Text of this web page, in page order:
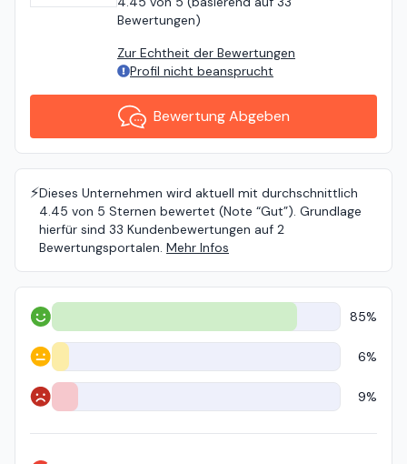
Bewertungen)
Zur Echtheit der Bewertungen
Profil nicht beansprucht
Bewertung Abgeben
⚡️Dieses Unternehmen wird aktuell mit durchschnittlich
4.45 von 5 Sternen bewertet (Note “Gut”). Grundlage
hierfür sind 33 Kundenbewertungen auf 2
Bewertungsportalen. Mehr Infos
Positiv 85%
Neutral 6%
Negativ 9%